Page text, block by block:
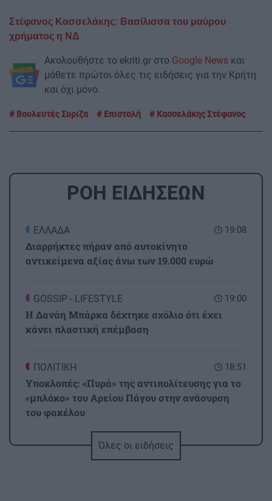
Στέφανος Κασσελάκης: Βασίλισσα του μαύρου
χρήματος η ΝΔ
Ακολουθήστε το ekriti.gr στο Google News και
μάθετε πρώτοι όλες τις ειδήσεις για την Κρήτη
και όχι μόνο.
Βουλευτές Συριζα Επιστολή Κασσελάκης Στέφανος
ΡΟΗ ΕΙΔΗΣΕΩΝ
19:08
ΕΛΛΑΔΑ
Διαρρήκτες πήραν από αυτοκίνητο
αντικείμενα αξίας άνω των 19.000 ευρώ
19:00
GOSSIP - LIFESTYLE
Η Δανάη Μπάρκα δέχτηκε σχόλιο ότι έχει
κάνει πλαστική επέμβαση
18:51
ΠΟΛΙΤΙΚΗ
Υποκλοπές: «Πυρά» της αντιπολίτευσης για το
«μπλόκο» του Αρείου Πάγου στην ανάσυρση
του φακέλου
Όλες οι ειδήσεις